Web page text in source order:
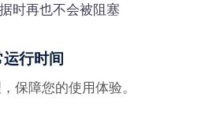
时再也不会被阻塞
运行时间
保障您的使用体验。